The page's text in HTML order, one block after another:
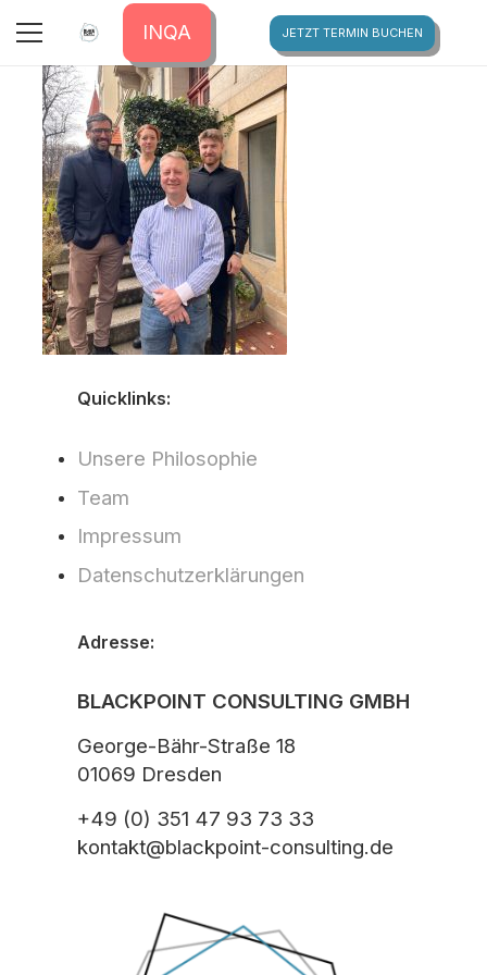
INQA JETZT TERMIN BUCHEN
IMG_4404_VERKLEINERT
Quicklinks:
Unsere Philosophie
Team
Impressum
Datenschutzerklärungen
Adresse:
BLACKPOINT CONSULTING GMBH
George-Bähr-Straße 18
01069 Dresden
+49 (0) 351 47 93 73 33
kontakt@blackpoint-consulting.de